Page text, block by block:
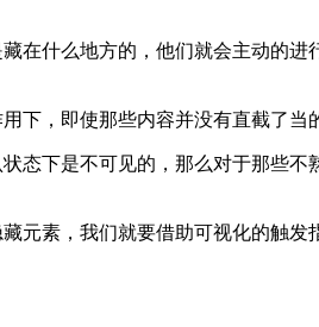
在什么地方的，他们就会主动的
，即使那些内容并没有直截了当
态下是不可见的，那么对于那些
素，我们就要借助可视化的触发